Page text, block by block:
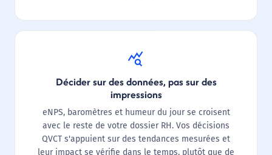
query_stats
Décider sur des données, pas sur des
impressions
eNPS, baromètres et humeur du jour se croisent
avec le reste de votre dossier RH. Vos décisions
QVCT s'appuient sur des tendances mesurées et
leur impact se vérifie dans le temps, plutôt que de